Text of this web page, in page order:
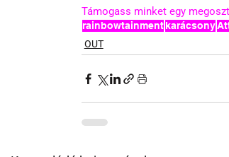
Támogass minket egy
rainbowtainment karácsony
OUT